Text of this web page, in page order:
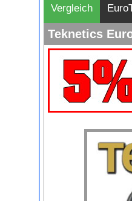
Vergleich
Teknetics